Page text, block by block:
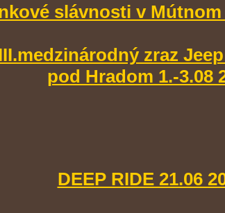
slávnosti v Mútnom
zraz
pod Hradom 1.-3.08
DEEP RIDE 21.06